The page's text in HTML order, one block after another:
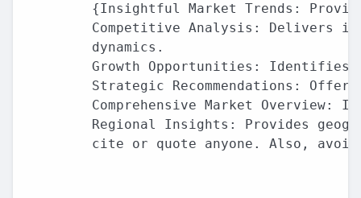
{Insightful Market Trends:
Competitive Analysis: Delivers
dynamics.
Growth Opportunities: Identifies
Strategic Recommendations:
Comprehensive Market
Regional Insights: Provides
cite or quote anyone. Also, avoid